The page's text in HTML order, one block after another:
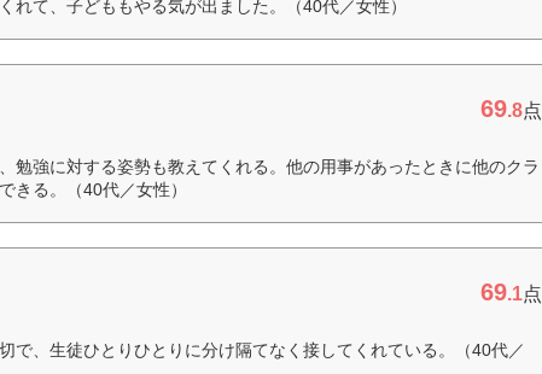
れて、子どももやる気が出ました。（40代／女性）
69.8点
勉強に対する姿勢も教えてくれる。他の用事があったときに他のクラ
きる。（40代／女性）
69.1点
で、生徒ひとりひとりに分け隔てなく接してくれている。（40代／